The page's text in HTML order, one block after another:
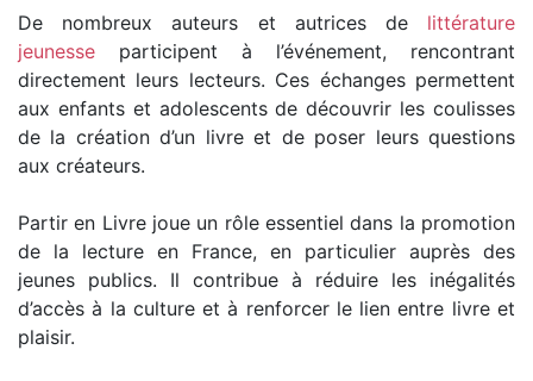
De nombreux auteurs et autrices de littérature
jeunesse participent à l’événement, rencontrant
directement leurs lecteurs. Ces échanges permettent
aux enfants et adolescents de découvrir les coulisses
de la création d’un livre et de poser leurs questions
aux créateurs.
Partir en Livre joue un rôle essentiel dans la promotion
de la lecture en France, en particulier auprès des
jeunes publics. Il contribue à réduire les inégalités
d’accès à la culture et à renforcer le lien entre livre et
plaisir.